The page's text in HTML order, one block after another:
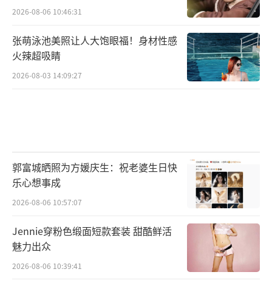
2026-08-06 10:46:31
张萌泳池美照让人大饱眼福！身材性感
火辣超吸睛
2026-08-03 14:09:27
郭富城晒照为方媛庆生：祝老婆生日快
乐心想事成
2026-08-06 10:57:07
Jennie穿粉色缎面短款套装 甜酷鲜活
魅力出众
2026-08-06 10:39:41